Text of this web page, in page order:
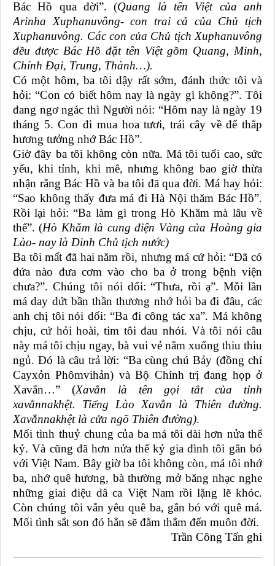
Bác Hồ qua đời”. (Quang là tên Việt của anh
Arinha Xuphanuvông- con trai cả của Chủ tịch
Xuphanuvông. Các con của Chủ tịch Xuphanuvông
đều được Bác Hồ đặt tên Việt gồm Quang, Minh,
Chính Đại, Trung, Thành…).
Có một hôm, ba tôi dậy rất sớm, đánh thức tôi và
hỏi: “Con có biết hôm nay là ngày gì không?”. Tôi
đang ngơ ngác thì Người nói: “Hôm nay là ngày 19
tháng 5. Con đi mua hoa tươi, trái cây về để thắp
hương tưởng nhớ Bác Hồ”.
Giờ đây ba tôi không còn nữa. Má tôi tuổi cao, sức
yếu, khi tỉnh, khi mê, nhưng không bao giờ thừa
nhận rằng Bác Hồ và ba tôi đã qua đời. Má hay hỏi:
“Sao không thấy đưa má đi Hà Nội thăm Bác Hồ”.
Rồi lại hỏi: “Ba làm gì trong Hò Khăm mà lâu về
thế”. (Hò Khăm là cung điện Vàng của Hoàng gia
Lào- nay là Dinh Chủ tịch nước)
Ba tôi mất đã hai năm rồi, nhưng má cứ hỏi: “Đã có
đứa nào đưa cơm vào cho ba ở trong bệnh viện
chưa?”. Chúng tôi nói dối: “Thưa, rồi ạ”. Mỗi lần
má day dứt bần thần thương nhớ hỏi ba đi đâu, các
anh chị tôi nói dối: “Ba đi công tác xa”. Má không
chịu, cứ hỏi hoài, tim tôi đau nhói. Và tôi nói câu
này má tôi chịu ngay, bà vui vẻ nằm xuống thiu thiu
ngủ. Đó là câu trả lời: “Ba cùng chú Bảy (đồng chí
Cayxỏn Phômvihản) và Bộ Chính trị đang họp ở
Xavẳn…” (Xavẳn là tên gọi tắt của tỉnh
xavẳnnakhệt. Tiếng Lào Xavẳn là Thiên đường.
Xavẳnnakhệt là cửa ngõ Thiên đường).
Mối tình thuỷ chung của ba má tôi dài hơn nửa thế
kỷ. Và cũng đã hơn nửa thế kỷ gia đình tôi gắn bó
với Việt Nam. Bây giờ ba tôi không còn, má tôi nhớ
ba, nhớ quê hương, bà thường mở băng nhạc nghe
những giai điệu dâ ca Việt Nam rồi lặng lẽ khóc.
Còn chúng tôi vẫn yêu quê ba, gắn bó với quê má.
Mối tình sắt son đó hẳn sẽ đằm thắm đến muôn đời.
Trần Công Tấn ghi